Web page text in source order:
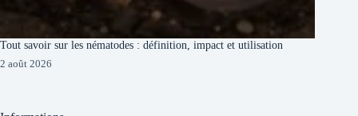
Tout savoir sur les nématodes : définition, impact et utilisation
2 août 2026